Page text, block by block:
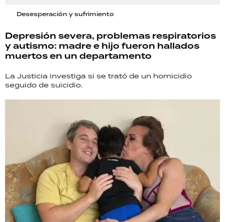
Desesperación y sufrimiento
Depresión severa, problemas respiratorios
y autismo: madre e hijo fueron hallados
muertos en un departamento
La Justicia investiga si se trató de un homicidio
seguido de suicidio.